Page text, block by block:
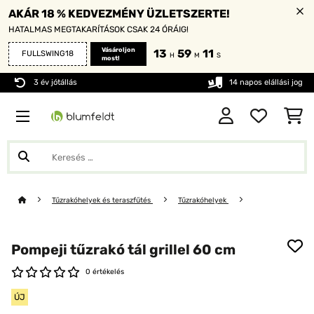
AKÁR 18 % KEDVEZMÉNY ÜZLETSZERTE!
HATALMAS MEGTAKARÍTÁSOK CSAK 24 ÓRÁIG!
FULLSWING18
Vásároljon
most!
13 H 59 M 10 S
3 év jótállás 14 napos elállási jog
Tűzrakóhelyek és teraszfűtés Tűzrakóhelyek
Pompeji tűzrakó tál grillel 60 cm
0 értékelés
ÚJ